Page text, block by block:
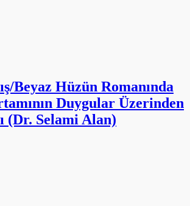
Beyaz Hüzün Romanında
Duygular Üzerinden
(Dr. Selami Alan)